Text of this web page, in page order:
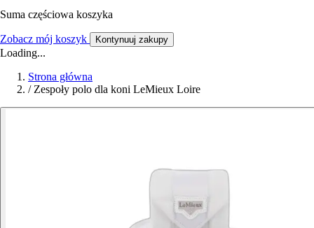
Suma częściowa koszyka
Zobacz mój koszyk Kontynuuj zakupy
Loading...
Strona główna
/ Zespoły polo dla koni LeMieux Loire